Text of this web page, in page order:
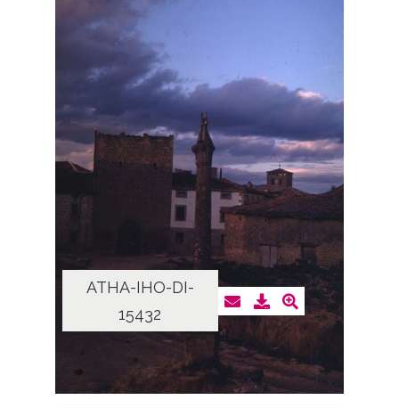
ATHA-IHO-DI-
15432